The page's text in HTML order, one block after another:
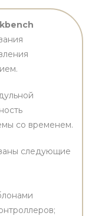
со временем.
следующие